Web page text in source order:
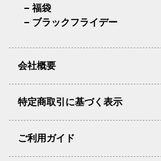
福袋
ブラックフライデー
会社概要
特定商取引に基づく表示
ご利用ガイド